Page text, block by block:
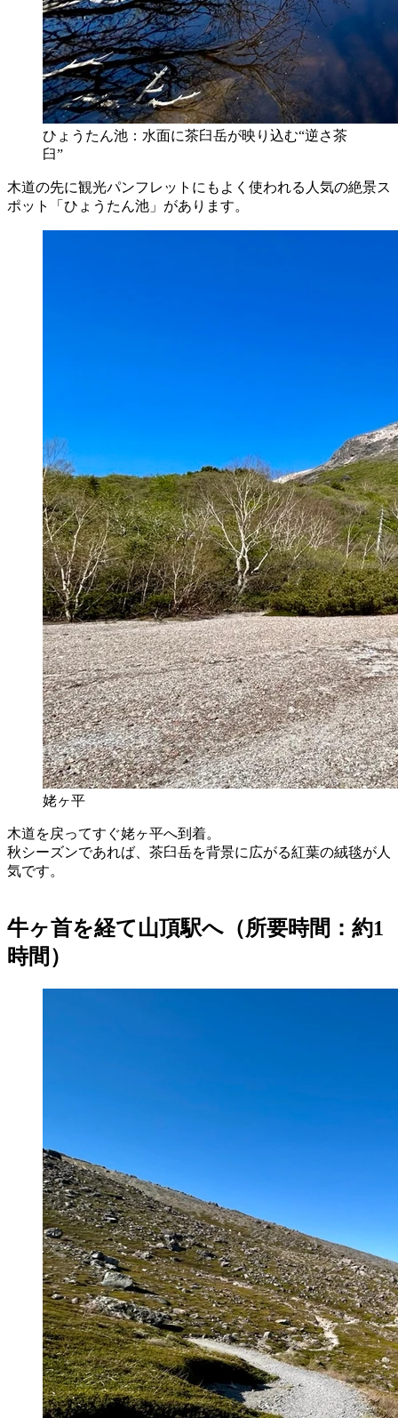
ひょうたん池：水面に茶臼岳が映り込む“逆さ茶
臼”
木道の先に観光パンフレットにもよく使われる人気の絶景ス
ポット「ひょうたん池」があります。
姥ヶ平
木道を戻ってすぐ姥ヶ平へ到着。
秋シーズンであれば、茶臼岳を背景に広がる紅葉の絨毯が人
気です。
牛ヶ首を経て山頂駅へ（所要時間：約1
時間）